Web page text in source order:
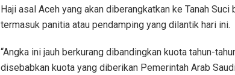
Haji asal Aceh yang akan diberangkatkan ke Tanah
termasuk panitia atau pendamping yang dilantik hari ini.
“Angka ini jauh berkurang dibandingkan kuota tahun-
disebabkan kuota yang diberikan Pemerintah Arab